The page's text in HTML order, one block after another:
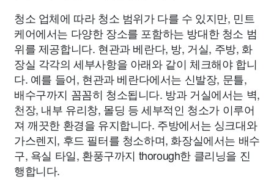
청소 업체에 따라 청소 범위가 다를 수 있지만, 민트
케어에서는 다양한 장소를 포함하는 방대한 청소 범
위를 제공합니다. 현관과 베란다, 방, 거실, 주방, 화
장실 각각의 세부사항을 아래와 같이 체크해야 합니
다. 예를 들어, 현관과 베란다에서는 신발장, 문틀,
배수구까지 꼼꼼히 청소됩니다. 방과 거실에서는 벽,
천장, 내부 유리창, 몰딩 등 세부적인 청소가 이루어
져 깨끗한 환경을 유지합니다. 주방에서는 싱크대와
가스렌지, 후드 필터를 청소하며, 화장실에서는 배수
구, 욕실 타일, 환풍구까지 thorough한 클리닝을 진
행합니다.